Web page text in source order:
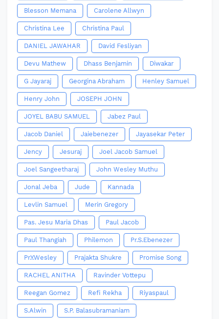
Blesson Memana Carolene Allwyn
Christina Lee Christina Paul
DANIEL JAWAHAR David Fesliyan
Devu Mathew Dhass Benjamin Diwakar
G Jayaraj Georgina Abraham Henley Samuel
Henry John JOSEPH JOHN
JOYEL BABU SAMUEL Jabez Paul
Jacob Daniel Jaiebenezer Jayasekar Peter
Jency Jesuraj Joel Jacob Samuel
Joel Sangeetharaj John Wesley Muthu
Jonal Jeba Jude Kannada
Levlin Samuel Merin Gregory
Pas. Jesu Maria Dhas Paul Jacob
Paul Thangiah Philemon Pr.S.Ebenezer
Pr.Y.Wesley Prajakta Shukre Promise Song
RACHEL ANITHA Ravinder Vottepu
Reegan Gomez Refi Rekha Riyaspaul
S.Alwin S.P. Balasubramaniam